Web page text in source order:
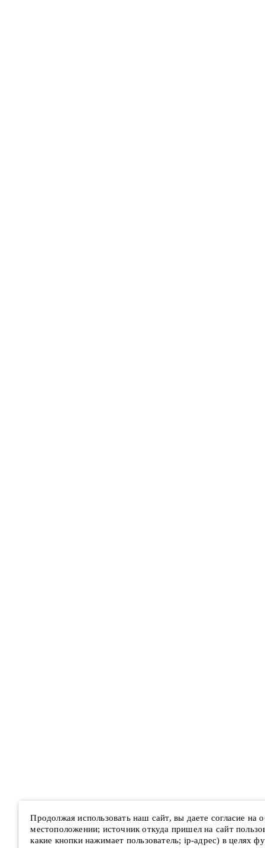
Продолжая использовать наш сайт, вы даете согласие на
местоположении; источник откуда пришел на сайт
какие кнопки нажимает пользователь; ip-адрес) в целях